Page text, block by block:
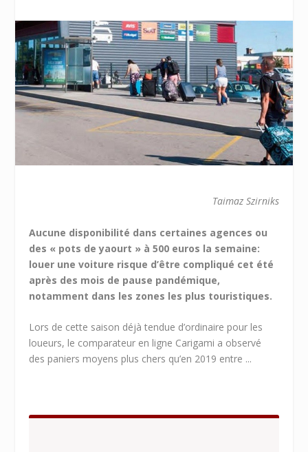
Taimaz Szirniks
Aucune disponibilité dans certaines agences ou
des « pots de yaourt » à 500 euros la semaine:
louer une voiture risque d’être compliqué cet été
après des mois de pause pandémique,
notamment dans les zones les plus touristiques.
Lors de cette saison déjà tendue d’ordinaire pour les
loueurs, le comparateur en ligne Carigami a observé
des paniers moyens plus chers qu’en 2019 entre ...